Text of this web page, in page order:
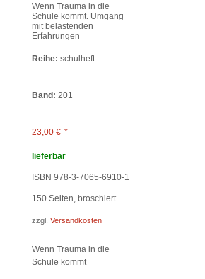
Wenn Trauma in die
Schule kommt. Umgang
mit belastenden
Erfahrungen
Reihe: schulheft
Band: 201
23,00 € *
lieferbar
ISBN 978-3-7065-6910-1
150 Seiten, broschiert
zzgl. Versandkosten
Wenn Trauma in die
Schule kommt